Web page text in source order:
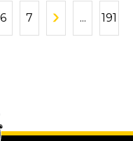
6 7 ... 191